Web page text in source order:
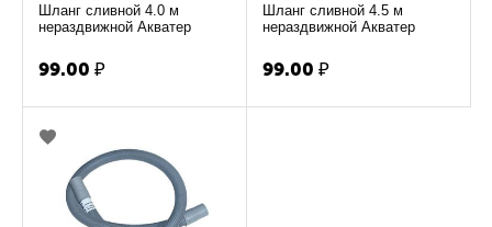
Шланг сливной 4.0 м
нераздвижной Акватер
99.00 ₽
Шланг сливной 4.5 м
нераздвижной Акватер
99.00 ₽